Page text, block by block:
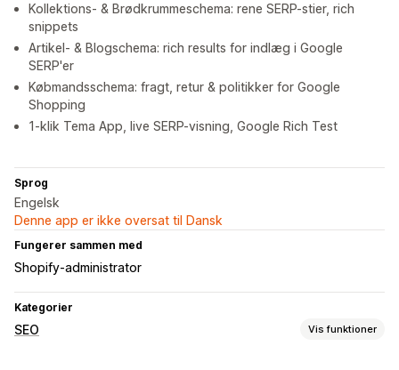
Kollektions- & Brødkrummeschema: rene SERP-stier, rich
snippets
Artikel- & Blogschema: rich results for indlæg i Google
SERP'er
Købmandsschema: fragt, retur & politikker for Google
Shopping
1-klik Tema App, live SERP-visning, Google Rich Test
Sprog
Engelsk
Denne app er ikke oversat til Dansk
Fungerer sammen med
Shopify-administrator
Kategorier
SEO Vis funktioner